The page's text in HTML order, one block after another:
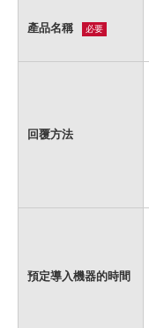
產品名稱 必要
回覆方法
預定導入機器的時間